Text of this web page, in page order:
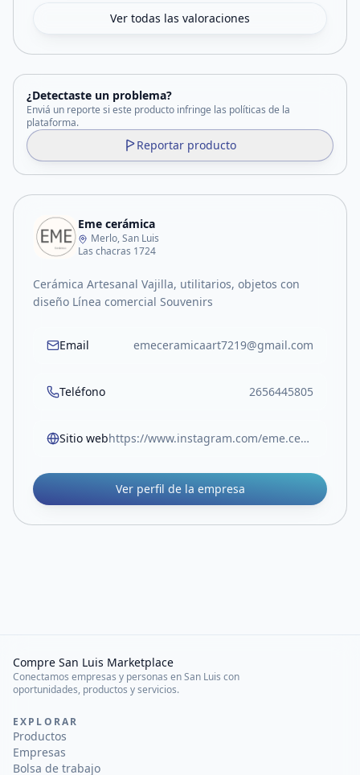
Ver todas las valoraciones
¿Detectaste un problema?
Enviá un reporte si este producto infringe las políticas de la
plataforma.
Reportar producto
Eme cerámica
Merlo, San Luis
Las chacras 1724
Cerámica Artesanal Vajilla, utilitarios, objetos con
diseño Línea comercial Souvenirs
Email emeceramicaart7219@gmail.com
Teléfono 2656445805
Sitio web https://www.instagram.com/eme.ceramicaart?igsh=MWNvZHB1OWM2YXpnOA==
Ver perfil de la empresa
Compre San Luis Marketplace
Conectamos empresas y personas en San Luis con
oportunidades, productos y servicios.
EXPLORAR
Productos
Empresas
Bolsa de trabajo